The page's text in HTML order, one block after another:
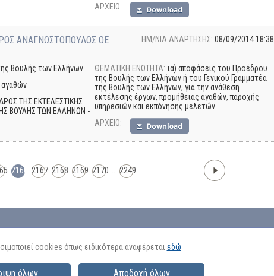
AΡΧΕΙΟ:
ΑΝΑΓΝΩΣΤΟΠΟΥΛΟΣ ΟΕ ΗΜ/ΝΙΑ ΑΝΑΡΤΗΣΗΣ: 08/09/2014 18:38
Βουλής των Ελλήνων
αγαθών
ΤΗΣ ΕΚΤΕΛΕΣΤΙΚΗΣ
ΒΟΥΛΗΣ ΤΩΝ ΕΛΛΗΝΩΝ -
ΘΕΜΑΤΙΚΗ ΕΝΟΤΗΤΑ: ια) αποφάσεις του Προέδρου
της Βουλής των Ελλήνων ή του Γενικού Γραμματέα
της Βουλής των Ελλήνων, για την ανάθεση
εκτέλεσης έργων, προμήθειας αγαθών, παροχής
υπηρεσιών και εκπόνησης μελετών
AΡΧΕΙΟ:
2166 2167 2168 2169 2170... 2249
cookies όπως ειδικότερα αναφέρεται εδώ
όλων Αποδοχή όλων